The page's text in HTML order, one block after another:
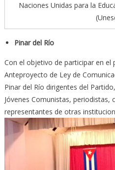
Naciones Unidas para la
Pinar del Río
Con el objetivo de participar en el
Anteproyecto de Ley de
Pinar del Río dirigentes del
Jóvenes Comunistas, periodistas,
representantes de otras